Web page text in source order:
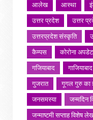
आलेख
आस्था
उत्तर प्रदेश
उत्तर
उत्तरप्रदेश संस्कृति
कैम्पस
कोरोना अपडेट
गजियाबाद
गाजियाबाद
गुजरात
गूगल गुरु का
जनसमस्या
जन्मदिन
जन्माष्टमी सप्ताह विशेष